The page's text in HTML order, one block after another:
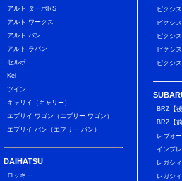
アルト ターボRS
アルト ワークス
アルト バン
アルト ラパン
セルボ
Kei
ツイン
キャリイ（キャリー）
エブリイ ワゴン（エブリー ワゴン）
エブリイ バン（エブリー バン）
DAIHATSU
ロッキー
ピクシ
ピクシ
ピクシ
ピクシ
ピクシ
BRZ【
BRZ【
レヴォ
インプ
レガシ
レガシ